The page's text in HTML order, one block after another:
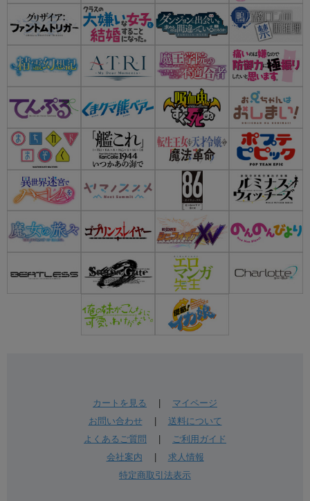
カートを見る
マイページ
お問い合わせ| 送料について
よくあるご質問
ご利用ガイド
会社案内
求人情報
特定商取引法表示